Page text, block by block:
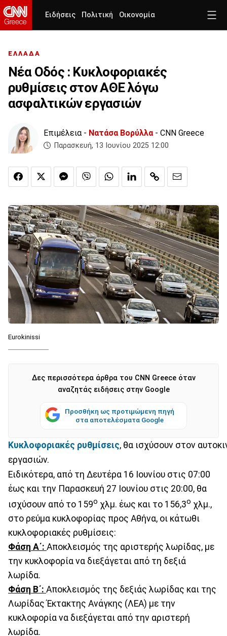
Ειδήσεις Πολιτική Οικονομία
ΕΛΛΑΔΑ
Νέα Οδός : Κυκλοφοριακές
ρυθμίσεις στον ΑΘΕ λόγω
ασφαλτικών εργασιών
Επιμέλεια - Νατάσα Βορύλλα- CNN Greece
Παρασκευή, 13 Ιουνίου 2025 12:00
Eurokinissi
Δες περισσότερα άρθρα του CNN Greece όταν
αναζητάς ειδήσεις στην Google
Προσθήκη ως προτιμώμενη πηγή
στα αποτελέσματα Google
Κυκλοφοριακές ρυθμίσεις, θα ισχύσουν στον
εργασιών.
Ειδικότερα, από τη Δευτέρα 16 Ιουνίου στις 07:00
έως και την Παρασκευή 27 Ιουνίου στις 20:00, θα
ισχύσουν από το 159ο χλμ. έως και το 156,3ο χλμ.,
στο ρεύμα κυκλοφορίας προς Αθήνα, οι κάτωθι
κυκλοφοριακές ρυθμίσεις:
Φάση A΄: Αποκλεισμός της αριστερής λωρίδας, με
την κυκλοφορία να διεξάγεται από τη δεξιά
λωρίδα.
Φάση Β΄: Αποκλεισμός της δεξιάς λωρίδας και της
Λωρίδας Έκτακτης Ανάγκης (ΛΕΑ) με την
κυκλοφορία να διεξάγεται από την αριστερή
λωρίδα.